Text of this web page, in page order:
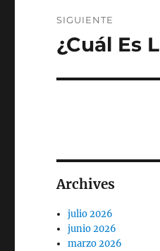
SIGUIENTE
Entrada
¿Cuál Es
Archives
julio 2026
junio 2026
marzo 2026